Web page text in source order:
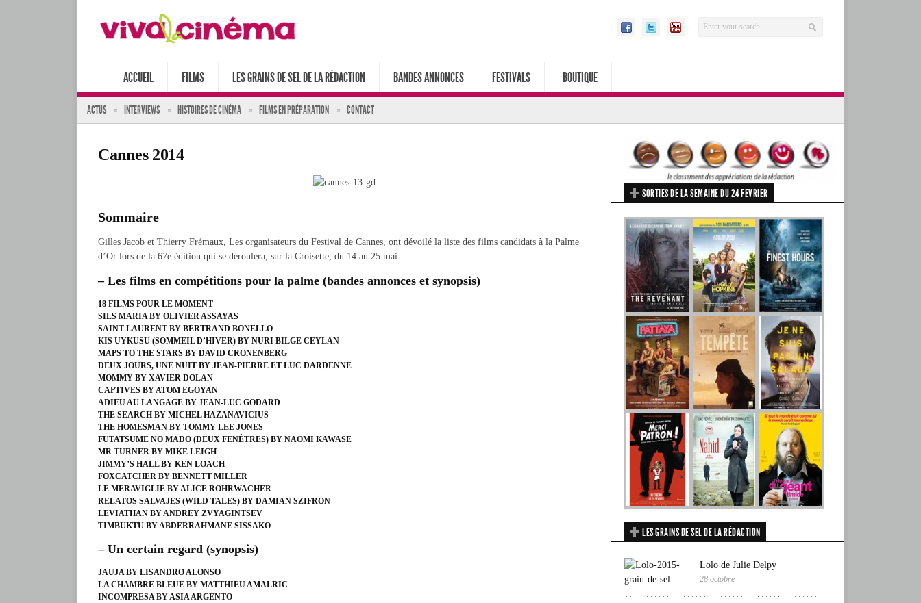
ACCUEIL FILMS LES GRAINS DE SEL DE LA RÉDACTION BANDES ANNONCES FESTIVALS BOUTIQUE
ACTUS INTERVIEWS HISTOIRES DE CINÉMA FILMS EN PRÉPARATION CONTACT
Cannes 2014
Sommaire
Gilles Jacob et Thierry Frémaux, Les organisateurs du Festival de Cannes, ont dévoilé la liste des films candidats à la Palme
d’Or lors de la 67e édition qui se déroulera, sur la Croisette, du 14 au 25 mai.
– Les films en compétitions pour la palme (bandes annonces et synopsis)
18 FILMS POUR LE MOMENT
SILS MARIA BY OLIVIER ASSAYAS
SAINT LAURENT BY BERTRAND BONELLO
KIS UYKUSU (SOMMEIL D’HIVER) BY NURI BILGE CEYLAN
MAPS TO THE STARS BY DAVID CRONENBERG
DEUX JOURS, UNE NUIT BY JEAN-PIERRE ET LUC DARDENNE
MOMMY BY XAVIER DOLAN
CAPTIVES BY ATOM EGOYAN
ADIEU AU LANGAGE BY JEAN-LUC GODARD
THE SEARCH BY MICHEL HAZANAVICIUS
THE HOMESMAN BY TOMMY LEE JONES
FUTATSUME NO MADO (DEUX FENÊTRES) BY NAOMI KAWASE
MR TURNER BY MIKE LEIGH
JIMMY’S HALL BY KEN LOACH
FOXCATCHER BY BENNETT MILLER
LE MERAVIGLIE BY ALICE ROHRWACHER
RELATOS SALVAJES (WILD TALES) BY DAMIAN SZIFRON
LEVIATHAN BY ANDREY ZVYAGINTSEV
TIMBUKTU BY ABDERRAHMANE SISSAKO
– Un certain regard (synopsis)
JAUJA BY LISANDRO ALONSO
LA CHAMBRE BLEUE BY MATTHIEU AMALRIC
INCOMPRESA BY ASIA ARGENTO
SORTIES DE LA SEMAINE DU 24 FEVRIER
LES GRAINS DE SEL DE LA RÉDACTION
Lolo de Julie Delpy
28 octobre